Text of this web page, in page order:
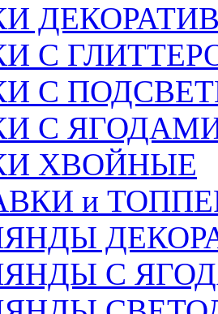
С
С
С
ХВОЙНЫЕ
и
С